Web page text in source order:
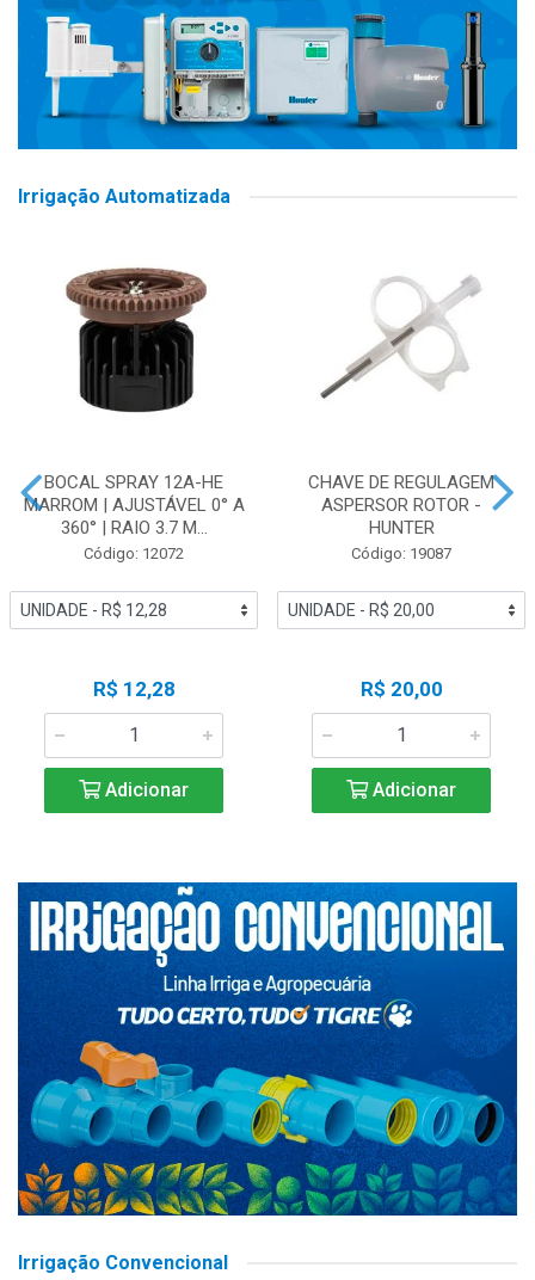
Irrigação Automatizada
BOCAL SPRAY 12A-HE
MARROM | AJUSTÁVEL 0° A
360° | RAIO 3.7 M...
Código: 12072
R$ 12,28
Adicionar
CHAVE DE REGULAGEM
ASPERSOR ROTOR -
HUNTER
Código: 19087
R$ 20,00
Adicionar
Irrigação Convencional